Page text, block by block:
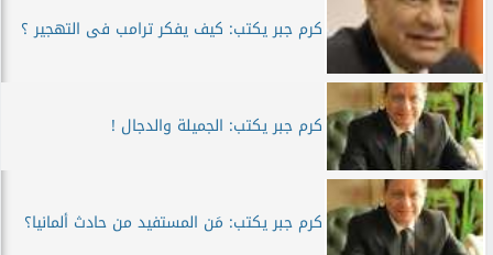
كرم جبر يكتب: كيف يفكر ترامب فى التهجير ؟
كرم جبر يكتب: الجميلة والدجال !
كرم جبر يكتب: مَن المستفيد من حادث ألمانيا؟